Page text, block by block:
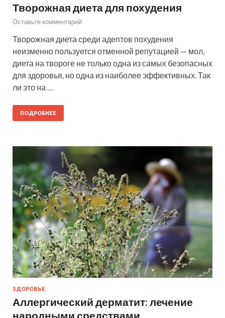
Творожная диета для похудения
Оставьте комментарий
Творожная диета среди адептов похудения
неизменно пользуется отменной репутацией — мол,
диета на твороге не только одна из самых безопасных
для здоровья, но одна из наиболее эффективных. Так
ли это на …
ПОДРОБНЕЕ
ЗДОРОВЬЕ
Аллергический дерматит: лечение
народными средствами